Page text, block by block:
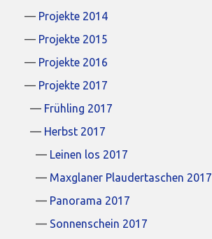
Projekte 2014
Projekte 2015
Projekte 2016
Projekte 2017
Frühling 2017
Herbst 2017
Leinen los 2017
Maxglaner Plaudertaschen 2017
Panorama 2017
Sonnenschein 2017